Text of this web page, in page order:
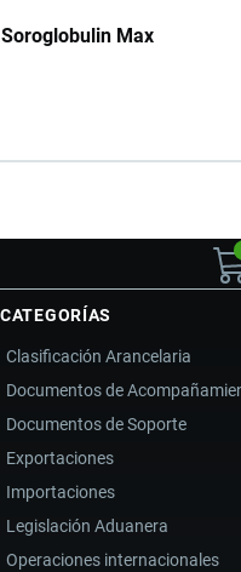
Soroglobulin Max
CATEGORÍAS
Clasificación Arancelaria
Documentos de
Documentos de Soporte
Exportaciones
Importaciones
Legislación Aduanera
Operaciones internacionales